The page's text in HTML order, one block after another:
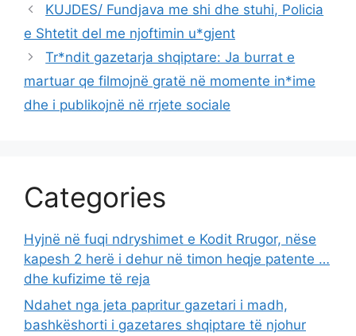
KUJDES/ Fundjava me shi dhe stuhi, Policia
e Shtetit del me njoftimin u*gjent
Tr*ndit gazetarja shqiptare: Ja burrat e
martuar qe filmojnë gratë në momente in*ime
dhe i publikojnë në rrjete sociale
Categories
Hyjnë në fuqi ndryshimet e Kodit Rrugor, nëse
kapesh 2 herë i dehur në timon heqje patente …
dhe kufizime të reja
Ndahet nga jeta papritur gazetari i madh,
bashkëshorti i gazetares shqiptare të njohur